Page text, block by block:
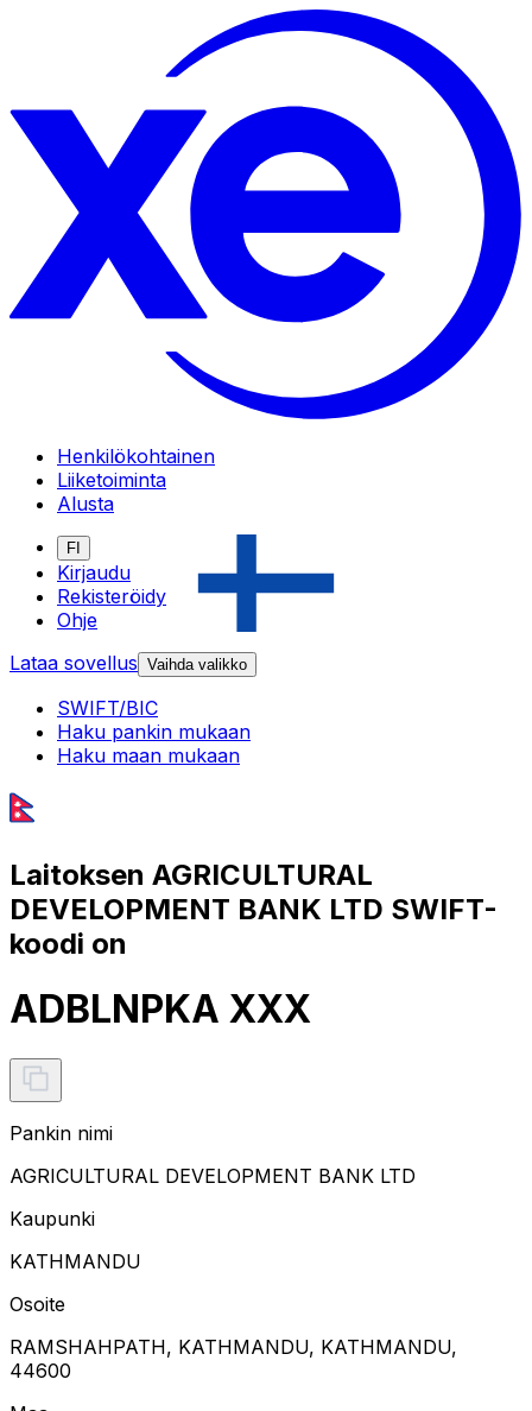
Henkilökohtainen
Liiketoiminta
Alusta
FI
Kirjaudu
Rekisteröidy
Ohje
Lataa sovellus Vaihda valikko
SWIFT/BIC
Haku pankin mukaan
Haku maan mukaan
Laitoksen AGRICULTURAL
DEVELOPMENT BANK LTD SWIFT-
koodi on
ADBLNPKA XXX
Pankin nimi
AGRICULTURAL DEVELOPMENT BANK LTD
Kaupunki
KATHMANDU
Osoite
RAMSHAHPATH, KATHMANDU, KATHMANDU,
44600